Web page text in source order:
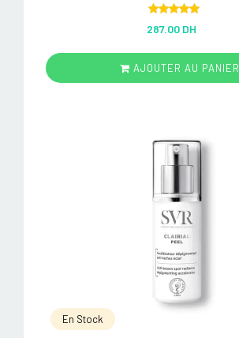
out of 5
287.00 DH
AJOUTER AU PANIER
En Stock